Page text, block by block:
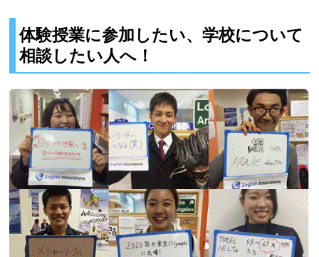
体験授業に参加したい、学校について
相談したい人へ！